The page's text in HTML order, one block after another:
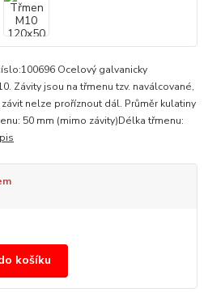
Ocelový galvanicky
Závity jsou na třmenu tzv. naválcované,
nelze proříznout dál. Průměr kulatiny
50 mm (mimo závity)Délka třmenu:
košíku